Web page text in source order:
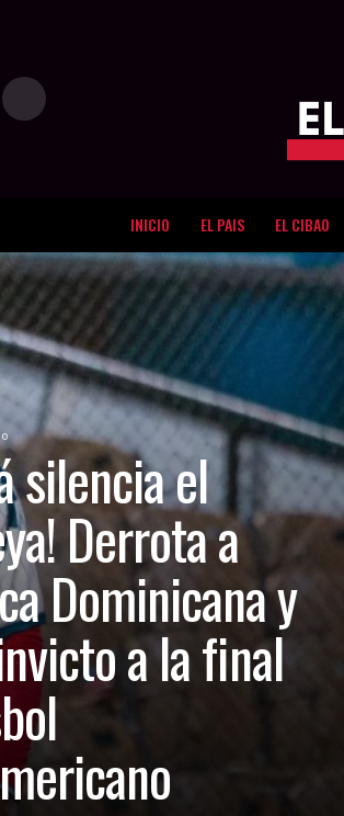
INICIO EL PAIS EL CIBAO
silencia el
Derrota a
Dominicana y
a la final